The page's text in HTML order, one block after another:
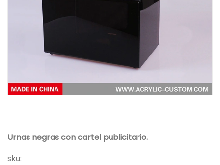
Urnas negras con cartel publicitario.
sku: